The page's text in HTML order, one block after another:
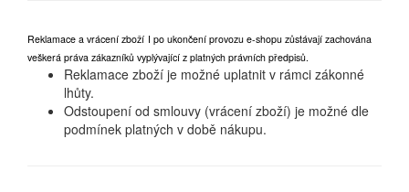
Reklamace a vrácení zboží I po ukončení provozu e-shopu zůstávají zachována
veškerá práva zákazníků vyplývající z platných právních předpisů.
Reklamace zboží je možné uplatnit v rámci zákonné
lhůty.
Odstoupení od smlouvy (vrácení zboží) je možné dle
podmínek platných v době nákupu.